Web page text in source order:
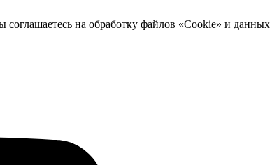
на обработку файлов «Cookie» и